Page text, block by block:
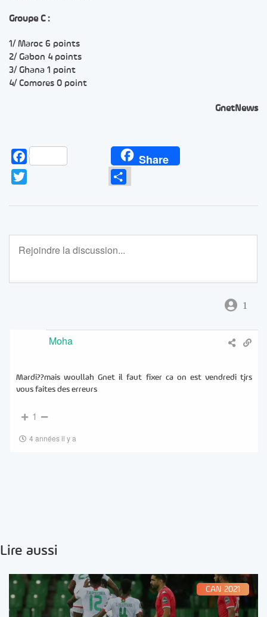
Groupe C :
1/ Maroc 6 points
2/ Gabon 4 points
3/ Ghana 1 point
4/ Comores 0 point
GnetNews
Facebook Share
1
Moha
Mardi??mais woullah Gnet il faut fixer ca on est vendredi tjrs
vous faites des erreurs
1
4 années il y a
Lire aussi
CAN 2021